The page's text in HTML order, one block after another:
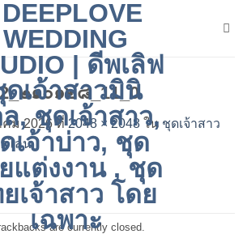
๒๑๐๑๒๘_11_0
ม 2026ที่2048 × 2048 ใน ชุดเจ้าสาว
ไลน์
are currently closed.